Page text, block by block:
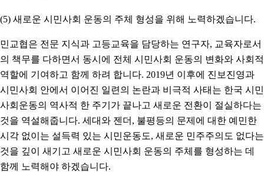
(5) 새로운 시민사회 운동의 주체 형성을 위해 노력하겠습니다.
민교협은 전문 지식과 고등교육을 담당하는 연구자, 교육자로서
의 책무를 다하면서 동시에 전체 시민사회 운동의 변화와 사회적
역할에 기여하고 함께 하려 합니다. 2019년 이후에 진보진영과
시민사회 안에서 이어진 일련의 논란과 비극적 사태는 한국 시민
사회운동의 역사적 한 주기가 끝나고 새로운 전환이 절실하다는
것을 역설해줍니다. 세대와 젠더, 불평등의 문제에 대한 예민한
시각 없이는 설득력 있는 시민운동도, 새로운 민주주의도 없다는
것을 깊이 새기고 새로운 시민사회 운동의 주체를 형성하는 데
함께 노력해야 하겠습니다.